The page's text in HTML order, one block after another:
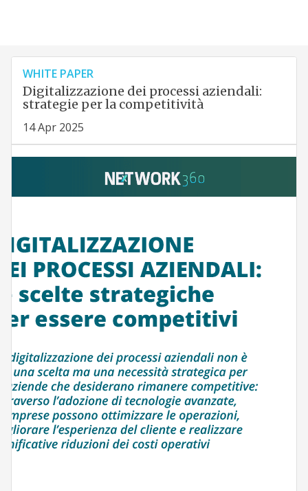
WHITE PAPER
Digitalizzazione dei processi aziendali:
strategie per la competitività
14 Apr 2025